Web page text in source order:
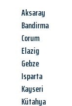
Aksaray
Bandirma
Corum
Elazig
Gebze
Isparta
Kayseri
Kütahya